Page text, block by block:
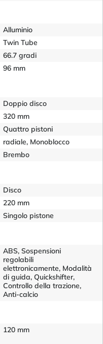
Alluminio
Twin Tube
66.7 gradi
96 mm
Doppio disco
320 mm
Quattro pistoni
radiale, Monoblocco
Brembo
Disco
220 mm
Singolo pistone
ABS, Sospensioni
regolabili
elettronicamente, Modalità
di guida, Quickshifter,
Controllo della trazione,
Anti-calcio
120 mm